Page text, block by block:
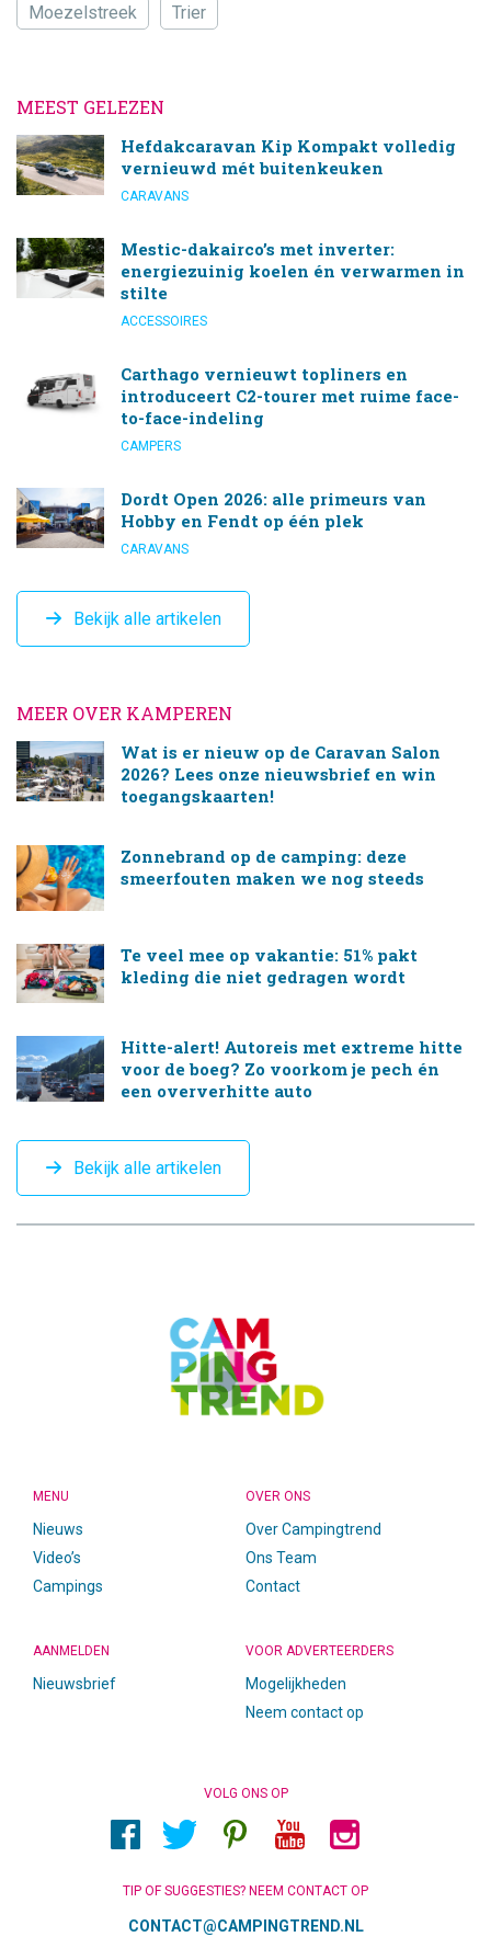
Moezelstreek Trier
MEEST GELEZEN
Hefdakcaravan Kip Kompakt volledig
vernieuwd mét buitenkeuken
CARAVANS
Mestic-dakairco’s met inverter:
energiezuinig koelen én verwarmen in
stilte
ACCESSOIRES
Carthago vernieuwt topliners en
introduceert C2-tourer met ruime face-
to-face-indeling
CAMPERS
Dordt Open 2026: alle primeurs van
Hobby en Fendt op één plek
CARAVANS
Bekijk alle artikelen
MEER OVER KAMPEREN
Wat is er nieuw op de Caravan Salon
2026? Lees onze nieuwsbrief en win
toegangskaarten!
Zonnebrand op de camping: deze
smeerfouten maken we nog steeds
Te veel mee op vakantie: 51% pakt
kleding die niet gedragen wordt
Hitte-alert! Autoreis met extreme hitte
voor de boeg? Zo voorkom je pech én
een oververhitte auto
Bekijk alle artikelen
MENU
Nieuws
Video’s
Campings
OVER ONS
Over Campingtrend
Ons Team
Contact
AANMELDEN
Nieuwsbrief
VOOR ADVERTEERDERS
Mogelijkheden
Neem contact op
VOLG ONS OP
TIP OF SUGGESTIES? NEEM CONTACT OP
CONTACT@CAMPINGTREND.NL